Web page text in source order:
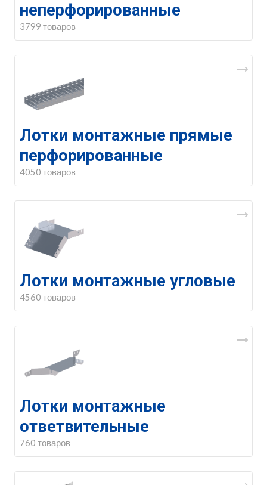
неперфорированные
3799 товаров
Лотки монтажные прямые
перфорированные
4050 товаров
Лотки монтажные угловые
4560 товаров
Лотки монтажные
ответвительные
760 товаров